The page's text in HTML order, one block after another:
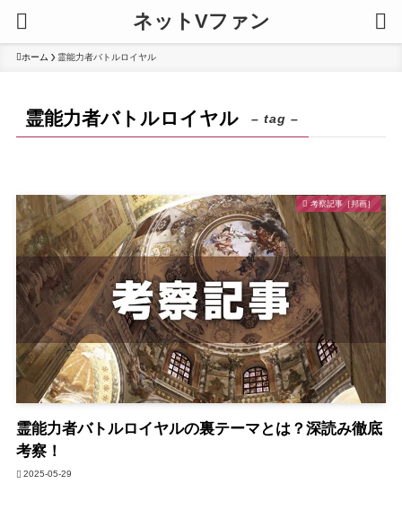
ネットVファン
ホーム 霊能力者バトルロイヤル
霊能力者バトルロイヤル – tag –
考察記事［邦画］
霊能力者バトルロイヤルの裏テーマとは？深読み徹底
考察！
2025-05-29